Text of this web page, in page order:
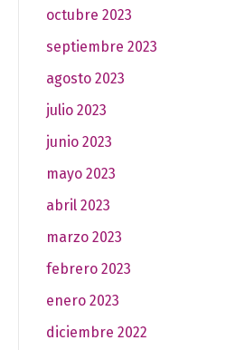
octubre 2023
septiembre 2023
agosto 2023
julio 2023
junio 2023
mayo 2023
abril 2023
marzo 2023
febrero 2023
enero 2023
diciembre 2022